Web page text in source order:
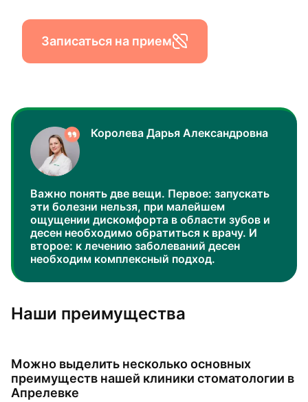
Записаться на прием
Королева Дарья Александровна
Важно понять две вещи. Первое: запускать
эти болезни нельзя, при малейшем
ощущении дискомфорта в области зубов и
десен необходимо обратиться к врачу. И
второе: к лечению заболеваний десен
необходим комплексный подход.
Наши преимущества
Можно выделить несколько основных
преимуществ нашей клиники стоматологии в
Апрелевке